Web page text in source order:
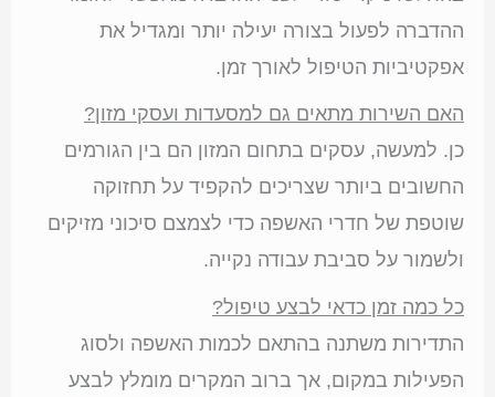
ההדברה לפעול בצורה יעילה יותר ומגדיל את
אפקטיביות הטיפול לאורך זמן.
האם השירות מתאים גם למסעדות ועסקי מזון?
כן. למעשה, עסקים בתחום המזון הם בין הגורמים
החשובים ביותר שצריכים להקפיד על תחזוקה
שוטפת של חדרי האשפה כדי לצמצם סיכוני מזיקים
ולשמור על סביבת עבודה נקייה.
כל כמה זמן כדאי לבצע טיפול?
התדירות משתנה בהתאם לכמות האשפה ולסוג
הפעילות במקום, אך ברוב המקרים מומלץ לבצע